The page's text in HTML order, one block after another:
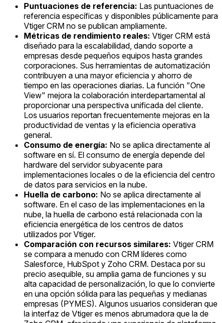
Puntuaciones de referencia: Las puntuaciones de
referencia específicas y disponibles públicamente para
Vtiger CRM no se publican ampliamente.
Métricas de rendimiento reales: Vtiger CRM está
diseñado para la escalabilidad, dando soporte a
empresas desde pequeños equipos hasta grandes
corporaciones. Sus herramientas de automatización
contribuyen a una mayor eficiencia y ahorro de
tiempo en las operaciones diarias. La función "One
View" mejora la colaboración interdepartamental al
proporcionar una perspectiva unificada del cliente.
Los usuarios reportan frecuentemente mejoras en la
productividad de ventas y la eficiencia operativa
general.
Consumo de energía: No se aplica directamente al
software en sí. El consumo de energía depende del
hardware del servidor subyacente para
implementaciones locales o de la eficiencia del centro
de datos para servicios en la nube.
Huella de carbono: No se aplica directamente al
software. En el caso de las implementaciones en la
nube, la huella de carbono está relacionada con la
eficiencia energética de los centros de datos
utilizados por Vtiger.
Comparación con recursos similares: Vtiger CRM
se compara a menudo con CRM líderes como
Salesforce, HubSpot y Zoho CRM. Destaca por su
precio asequible, su amplia gama de funciones y su
alta capacidad de personalización, lo que lo convierte
en una opción sólida para las pequeñas y medianas
empresas (PYMES). Algunos usuarios consideran que
la interfaz de Vtiger es menos abrumadora que la de